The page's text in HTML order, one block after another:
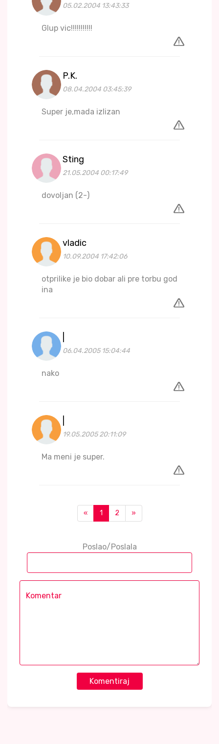
05.02.2004 13:43:33
Glup vic!!!!!!!!!!!
P.K.
08.04.2004 03:45:39
Super je,mada izlizan
Sting
21.05.2004 00:17:49
dovoljan (2-)
vladic
10.09.2004 17:42:06
otprilike je bio dobar ali pre torbu god
ina
06.04.2005 15:04:44
nako
19.05.2005 20:11:09
Ma meni je super.
« 1 2 »
Poslao/Poslala
Komentiraj